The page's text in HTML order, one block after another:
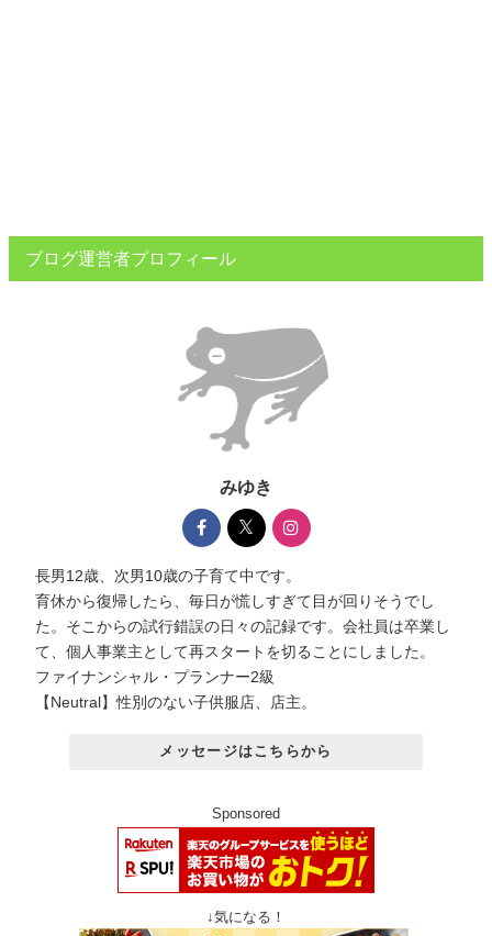
ブログ運営者プロフィール
みゆき
長男12歳、次男10歳の子育て中です。
育休から復帰したら、毎日が慌しすぎて目が回りそうでし
た。そこからの試行錯誤の日々の記録です。会社員は卒業し
て、個人事業主として再スタートを切ることにしました。
ファイナンシャル・プランナー2級
【Neutral】性別のない子供服店、店主。
メッセージはこちらから
Sponsored
↓気になる！